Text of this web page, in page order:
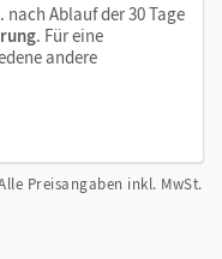
Ablauf der 30 Tage
. Für eine
andere
Preisangaben inkl. MwSt.